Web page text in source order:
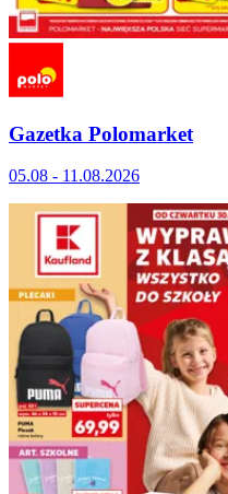
Gazetka Polomarket
05.08 - 11.08.2026